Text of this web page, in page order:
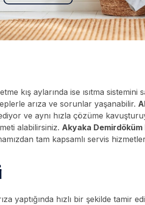
kış aylarında ise ısıtma
arıza ve sorunlar yaşanabilir.
ve aynı hızla çözüme
alabilirsiniz. Akyaka
tam kapsamlı servis
yaptığında hızlı bir şekilde tamir